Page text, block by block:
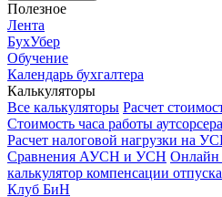
Полезное
Лента
БухУбер
Обучение
Календарь бухгалтера
Калькуляторы
Все калькуляторы Расчет
Стоимость часа работы аутсорсера
Расчет налоговой нагрузки на
Сравнения АУСН и УСН Онлайн
калькулятор компенсации отпуска
Клуб БиН